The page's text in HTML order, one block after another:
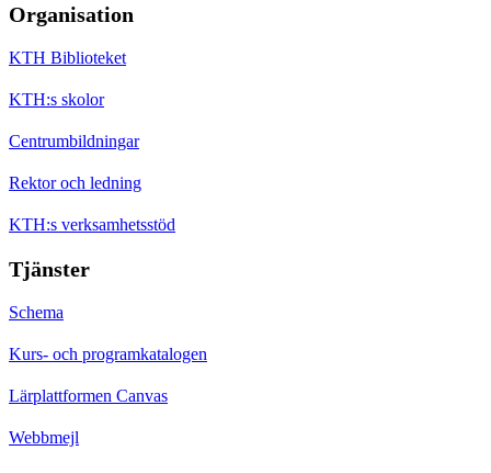
Organisation
KTH Biblioteket
KTH:s skolor
Centrumbildningar
Rektor och ledning
KTH:s verksamhetsstöd
Tjänster
Schema
Kurs- och programkatalogen
Lärplattformen Canvas
Webbmejl